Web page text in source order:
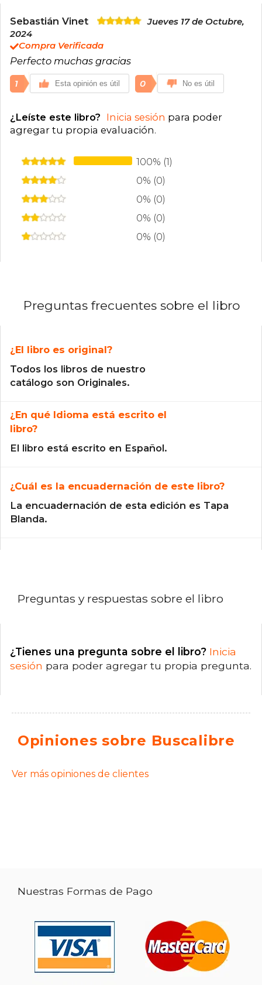
Sebastián Vinet
Jueves 17 de Octubre,
2024
Compra Verificada
Perfecto muchas gracias
1 Esta opinión es útil 0 No es útil
¿Leíste este libro? Inicia sesión para poder
agregar tu propia evaluación.
100% (1)
0% (0)
0% (0)
0% (0)
0% (0)
Preguntas frecuentes sobre el libro
¿El libro es original?
Todos los libros de nuestro
catálogo son Originales.
¿En qué Idioma está escrito el
libro?
El libro está escrito en Español.
¿Cuál es la encuadernación de este libro?
La encuadernación de esta edición es Tapa
Blanda.
Preguntas y respuestas sobre el libro
¿Tienes una pregunta sobre el libro? Inicia
sesión para poder agregar tu propia pregunta.
Opiniones sobre Buscalibre
Ver más opiniones de clientes
Nuestras Formas de Pago